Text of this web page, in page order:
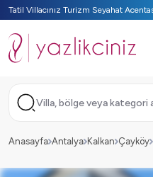
Tatil Villacınız Turizm Seyahat
Villa, bölge veya kategori
Anasayfa Antalya Kalkan Çayköy